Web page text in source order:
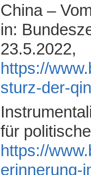
China –
in:
23.5.2022,
https://
sturz-der-
für
https://
erinnerung-